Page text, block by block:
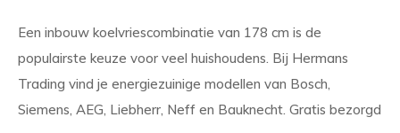
Een inbouw koelvriescombinatie van 178 cm is de
populairste keuze voor veel huishoudens. Bij Hermans
Trading vind je energiezuinige modellen van Bosch,
Siemens, AEG, Liebherr, Neff en Bauknecht. Gratis bezorgd